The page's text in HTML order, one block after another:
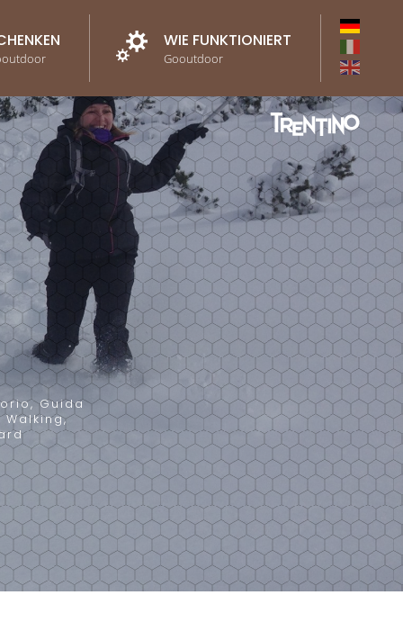
WIE FUNKTIONIERT
Gooutdoor
Guida